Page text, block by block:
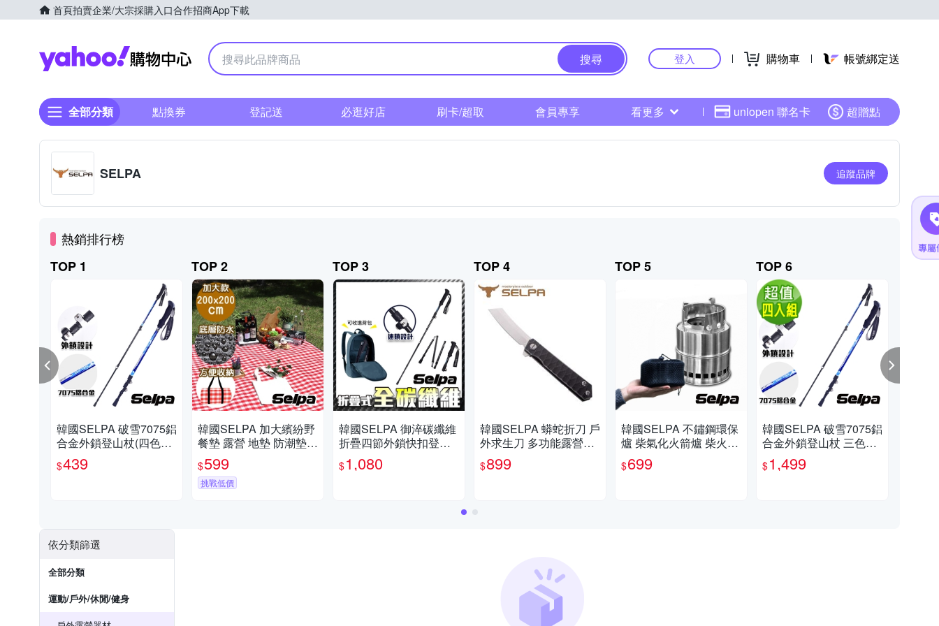
首頁拍賣企業/大宗採購入口合作招商App下載
Yahoo購物中心
搜尋 登入 購物車 帳號綁定送
全部分類 點換券 登記送 必逛好店 刷卡/超取 會員專享 看更多 uniopen 聯名卡 超贈點
SELPA 追蹤品牌
熱銷排行榜
TOP 1
韓國SELPA 破雪7075鋁
合金外鎖登山杖(四色任
選)
$439
TOP 2
韓國SELPA 加大繽紛野
餐墊 露營 地墊 防潮墊
(三色任選)
$599
挑戰低價
TOP 3
韓國SELPA 御淬碳纖維
折疊四節外鎖快扣登山
杖 登山 摺疊(三色任選)
$1,080
TOP 4
韓國SELPA 蟒蛇折刀 戶
外求生刀 多功能露營刀
野外求生
$899
TOP 5
韓國SELPA 不鏽鋼環保
爐 柴氣化火箭爐 柴火爐
登山爐 加高款
$699
TOP 6
韓國SELPA 破雪7075鋁
合金外鎖登山杖 三色任
選 (超值四入組)
$1,499
依分類篩選
全部分類
運動/戶外/休閒/健身